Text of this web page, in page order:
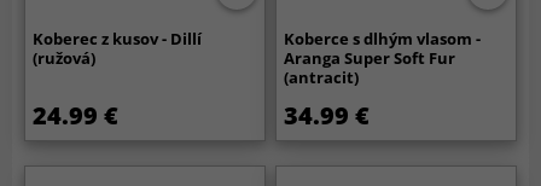
Koberec z kusov - Dillí
(ružová)
24.99 €
Koberce s dlhým vlasom -
Aranga Super Soft Fur
(antracit)
34.99 €